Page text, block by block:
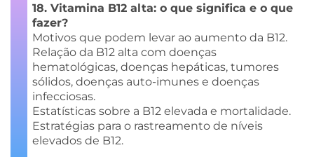
18. Vitamina B12 alta: o que significa e o que
fazer?
Motivos que podem levar ao aumento da B12.
Relação da B12 alta com doenças
hematológicas, doenças hepáticas, tumores
sólidos, doenças auto-imunes e doenças
infecciosas.
Estatísticas sobre a B12 elevada e mortalidade.
Estratégias para o rastreamento de níveis
elevados de B12.